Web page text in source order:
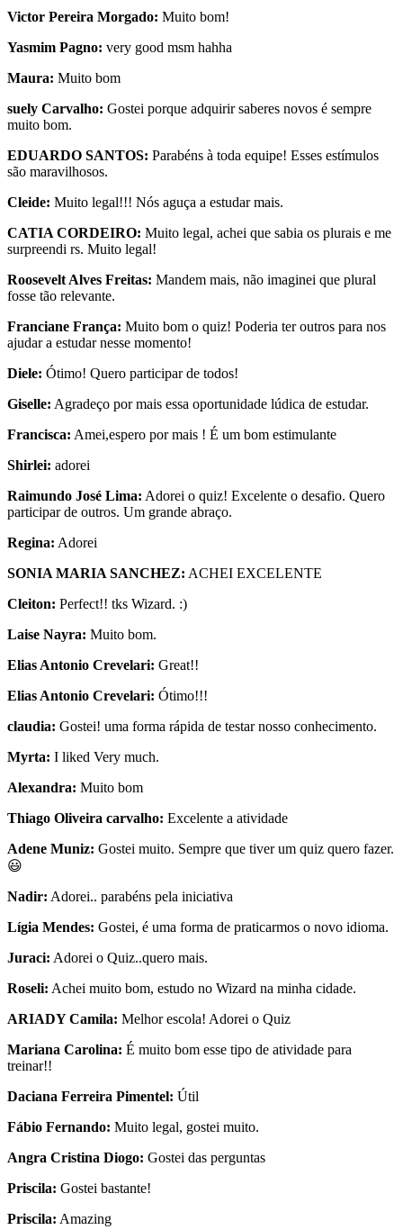
Victor Pereira Morgado: Muito bom!
Yasmim Pagno: very good msm hahha
Maura: Muito bom
suely Carvalho: Gostei porque adquirir saberes novos é sempre
muito bom.
EDUARDO SANTOS: Parabéns à toda equipe! Esses estímulos
são maravilhosos.
Cleide: Muito legal!!! Nós aguça a estudar mais.
CATIA CORDEIRO: Muito legal, achei que sabia os plurais e me
surpreendi rs. Muito legal!
Roosevelt Alves Freitas: Mandem mais, não imaginei que plural
fosse tão relevante.
Franciane França: Muito bom o quiz! Poderia ter outros para nos
ajudar a estudar nesse momento!
Diele: Ótimo! Quero participar de todos!
Giselle: Agradeço por mais essa oportunidade lúdica de estudar.
Francisca: Amei,espero por mais ! É um bom estimulante
Shirlei: adorei
Raimundo José Lima: Adorei o quiz! Excelente o desafio. Quero
participar de outros. Um grande abraço.
Regina: Adorei
SONIA MARIA SANCHEZ: ACHEI EXCELENTE
Cleiton: Perfect!! tks Wizard. :)
Laise Nayra: Muito bom.
Elias Antonio Crevelari: Great!!
Elias Antonio Crevelari: Ótimo!!!
claudia: Gostei! uma forma rápida de testar nosso conhecimento.
Myrta: I liked Very much.
Alexandra: Muito bom
Thiago Oliveira carvalho: Excelente a atividade
Adene Muniz: Gostei muito. Sempre que tiver um quiz quero fazer.
😃
Nadir: Adorei.. parabéns pela iniciativa
Lígia Mendes: Gostei, é uma forma de praticarmos o novo idioma.
Juraci: Adorei o Quiz..quero mais.
Roseli: Achei muito bom, estudo no Wizard na minha cidade.
ARIADY Camila: Melhor escola! Adorei o Quiz
Mariana Carolina: É muito bom esse tipo de atividade para
treinar!!
Daciana Ferreira Pimentel: Útil
Fábio Fernando: Muito legal, gostei muito.
Angra Cristina Diogo: Gostei das perguntas
Priscila: Gostei bastante!
Priscila: Amazing